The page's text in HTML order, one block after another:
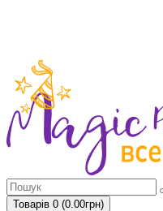
Товарів 0 (0.00грн)